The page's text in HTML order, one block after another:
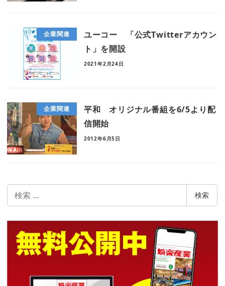
企業関連
ユーコー 「公式Twitterアカウン
ト」を開設
2021年2月24日
企業関連
平和 オリジナル番組を6/5より配
信開始
2012年6月5日
索
検索